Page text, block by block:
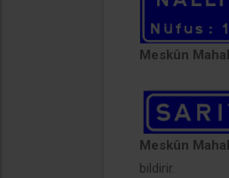
Meskûn
Meskûn
bildirir.